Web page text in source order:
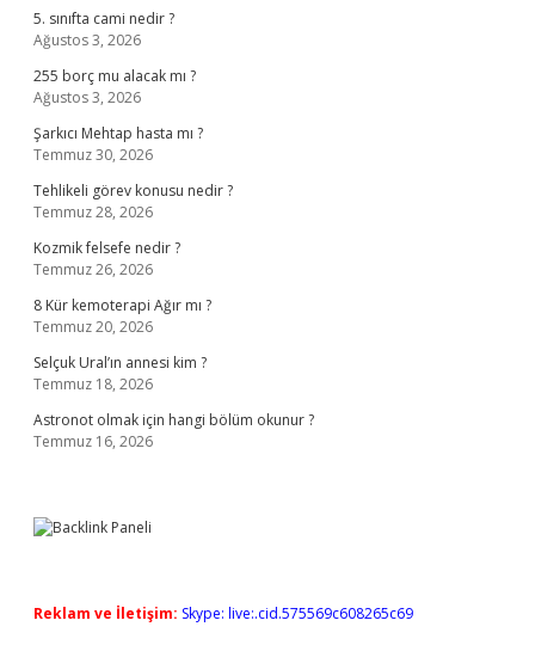
5. sınıfta cami nedir ?
Ağustos 3, 2026
255 borç mu alacak mı ?
Ağustos 3, 2026
Şarkıcı Mehtap hasta mı ?
Temmuz 30, 2026
Tehlikeli görev konusu nedir ?
Temmuz 28, 2026
Kozmik felsefe nedir ?
Temmuz 26, 2026
8 Kür kemoterapi Ağır mı ?
Temmuz 20, 2026
Selçuk Ural’ın annesi kim ?
Temmuz 18, 2026
Astronot olmak için hangi bölüm okunur ?
Temmuz 16, 2026
Reklam ve İletişim: Skype: live:.cid.575569c608265c69